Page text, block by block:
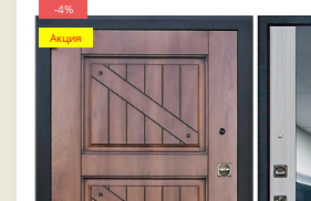
-4%
Акция